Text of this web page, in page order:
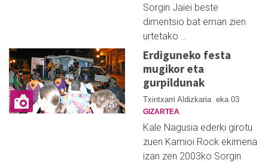
Sorgin Jaiei beste
dimentsio bat eman zien
urtetako …
Erdiguneko festa
mugikor eta
gurpildunak
Txintxarri Aldizkaria eka 03
GIZARTEA
Kale Nagusia ederki girotu
zuen Kamioi Rock ekimena
izan zen 2003ko Sorgin